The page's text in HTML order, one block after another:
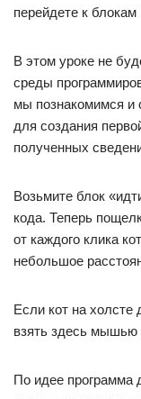
перейдете к
В этом уроке не
среды
мы познакомимся и
для создания
полученных
Возьмите блок
кода. Теперь
от каждого клика
небольшое
Если кот на
взять здесь мышью
По идее программа